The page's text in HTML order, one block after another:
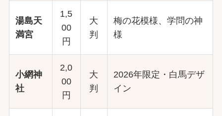
湯島天
満宮
1,5
00
円
大
判
梅の花模様、学問の神
様
小網神
社
2,0
00
円
大
判
2026年限定・白馬デザ
イン